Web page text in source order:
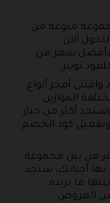
منوعة من
الان
بأفضل سعر من
تويتر.
أفخر أنواع
الموازين
أكثر من خيار
وتفعيل كود الخصم
من بين مجموعة
بها أحبابك، ستجد
ما تريده
من العروض